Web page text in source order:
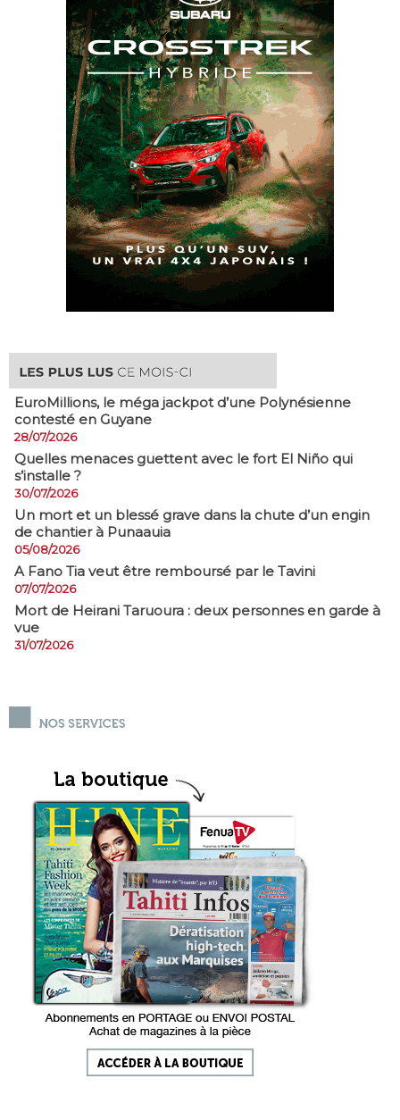
EuroMillions, ​le méga jackpot d’une Polynésienne
contesté en Guyane
28/07/2026
Quelles menaces guettent avec le fort El Niño qui
s’installe ?
30/07/2026
​Un mort et un blessé grave dans la chute d’un engin
de chantier à Punaauia
05/08/2026
A Fano Tia veut être remboursé par le Tavini
07/07/2026
Mort de Heirani Taruoura : deux personnes en garde à
vue
31/07/2026